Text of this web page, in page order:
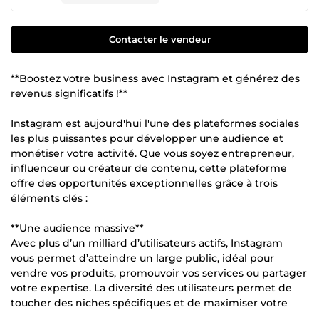
Contacter le vendeur
**Boostez votre business avec Instagram et générez des
revenus significatifs !**
Instagram est aujourd'hui l'une des plateformes sociales
les plus puissantes pour développer une audience et
monétiser votre activité. Que vous soyez entrepreneur,
influenceur ou créateur de contenu, cette plateforme
offre des opportunités exceptionnelles grâce à trois
éléments clés :
**Une audience massive**
Avec plus d’un milliard d’utilisateurs actifs, Instagram
vous permet d’atteindre un large public, idéal pour
vendre vos produits, promouvoir vos services ou partager
votre expertise. La diversité des utilisateurs permet de
toucher des niches spécifiques et de maximiser votre